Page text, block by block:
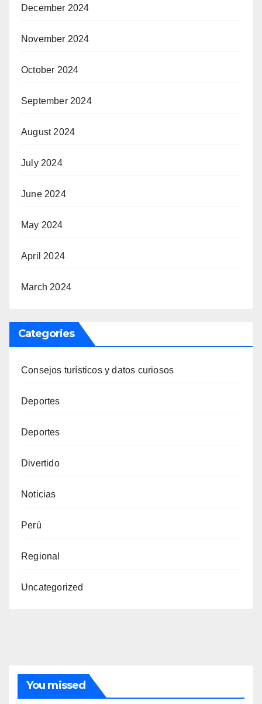
December 2024
November 2024
October 2024
September 2024
August 2024
July 2024
June 2024
May 2024
April 2024
March 2024
Categories
Consejos turísticos y datos curiosos
Deportes
Deportes
Divertido
Noticias
Perú
Regional
Uncategorized
You missed